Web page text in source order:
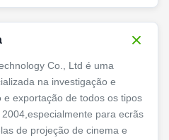
Co., Ltd é uma
na investigação e
exportação de todos os tipos
para ecrãs
de projeção de cinema e